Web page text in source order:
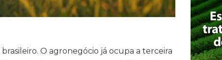
O agronegócio já ocupa a terceira